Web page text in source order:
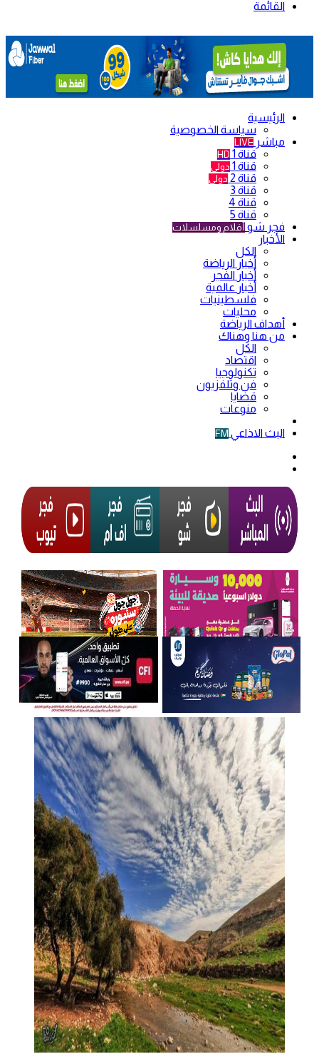
القائمة
الرئيسية
سياسة الخصوصية
مباشر LIVE
قناة 1 HD
قناة 1 دولي
قناة 2 دولي
قناة 3
قناة 4
قناة 5
فجر شو أفلام ومسلسلات
الأخبار
الكل
أخبار الرياضة
أخبار الفجر
أخبار عالمية
فلسطينيات
محليات
أهداف الرياضة
من هنا وهناك
الكل
اقتصاد
تكنولوجيا
فن وتلفزيون
قضايا
منوعات
البث الاذاعي FM